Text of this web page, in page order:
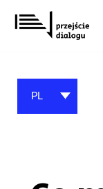
Przejdź
do
PL